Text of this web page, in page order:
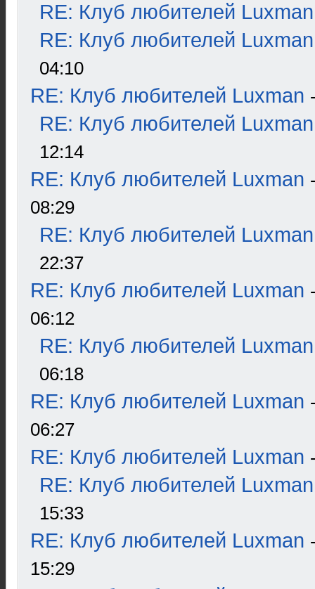
RE: Клуб любителей Luxman
RE: Клуб любителей Luxman
04:10
RE: Клуб любителей Luxman
RE: Клуб любителей Luxman
12:14
RE: Клуб любителей Luxman
08:29
RE: Клуб любителей Luxman
22:37
RE: Клуб любителей Luxman
06:12
RE: Клуб любителей Luxman
06:18
RE: Клуб любителей Luxman
06:27
RE: Клуб любителей Luxman
RE: Клуб любителей Luxman
15:33
RE: Клуб любителей Luxman
15:29